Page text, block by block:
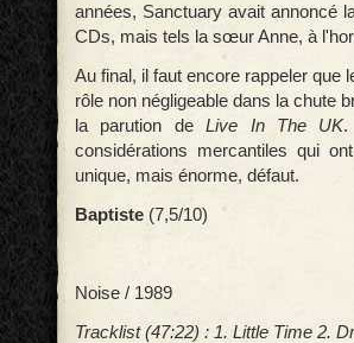
années, Sanctuary avait annoncé
CDs, mais tels la sœur Anne, à
Au final, il faut encore rappeler que
rôle non négligeable dans la chute
la parution deLive In The UK.
considérations mercantiles qui
unique, mais énorme, défaut.
Baptiste (7,5/10)
Noise / 1989
Tracklist (47:22) : 1. Little Time 2.